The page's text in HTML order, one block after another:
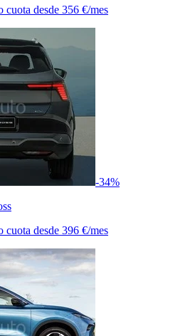
cuota desde 356 €/mes
-34%
cuota desde 396 €/mes